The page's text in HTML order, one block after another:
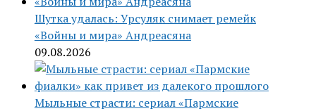
Шутка удалась: Урсуляк снимает ремейк
«Войны и мира» Андреасяна
09.08.2026
Мыльные страсти: сериал «Пармские